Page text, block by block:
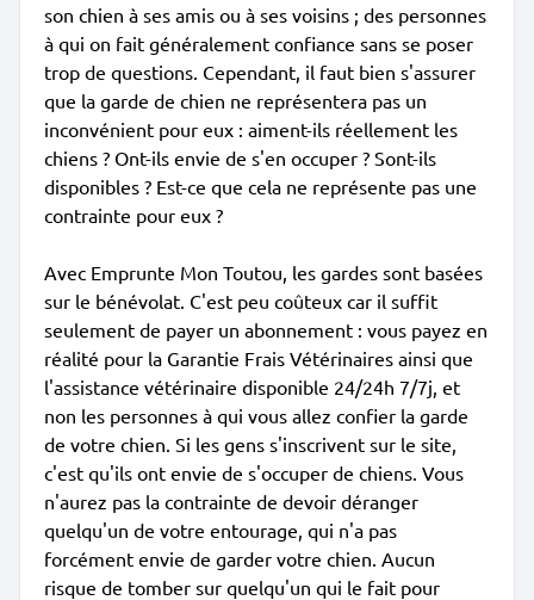
son chien à ses amis ou à ses voisins ; des personnes
à qui on fait généralement confiance sans se poser
trop de questions. Cependant, il faut bien s'assurer
que la garde de chien ne représentera pas un
inconvénient pour eux : aiment-ils réellement les
chiens ? Ont-ils envie de s'en occuper ? Sont-ils
disponibles ? Est-ce que cela ne représente pas une
contrainte pour eux ?
Avec Emprunte Mon Toutou, les gardes sont basées
sur le bénévolat. C'est peu coûteux car il suffit
seulement de payer un abonnement : vous payez en
réalité pour la Garantie Frais Vétérinaires ainsi que
l'assistance vétérinaire disponible 24/24h 7/7j, et
non les personnes à qui vous allez confier la garde
de votre chien. Si les gens s'inscrivent sur le site,
c'est qu'ils ont envie de s'occuper de chiens. Vous
n'aurez pas la contrainte de devoir déranger
quelqu'un de votre entourage, qui n'a pas
forcément envie de garder votre chien. Aucun
risque de tomber sur quelqu'un qui le fait pour